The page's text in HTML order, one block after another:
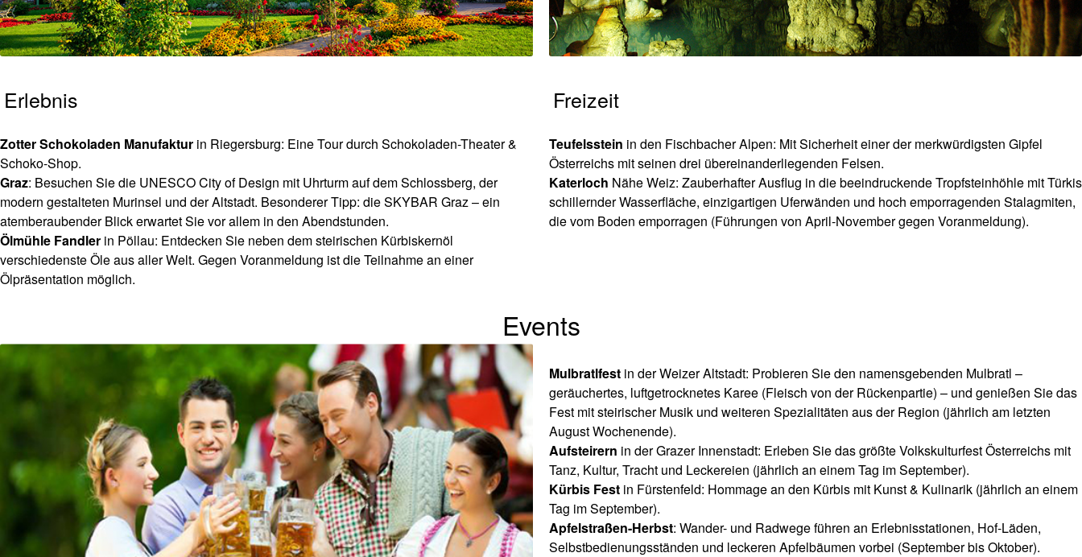
Erlebnis
Zotter Schokoladen Manufaktur in Riegersburg: Eine Tour durch Schokoladen-Theater &
Schoko-Shop.
Graz: Besuchen Sie die UNESCO City of Design mit Uhrturm auf dem Schlossberg, der
modern gestalteten Murinsel und der Altstadt. Besonderer Tipp: die SKYBAR Graz – ein
atemberaubender Blick erwartet Sie vor allem in den Abendstunden.
Ölmühle Fandler in Pöllau: Entdecken Sie neben dem steirischen Kürbiskernöl
verschiedenste Öle aus aller Welt. Gegen Voranmeldung ist die Teilnahme an einer
Ölpräsentation möglich.
Freizeit
Teufelsstein in den Fischbacher Alpen: Mit Sicherheit einer der merkwürdigsten Gipfel
Österreichs mit seinen drei übereinanderliegenden Felsen.
Katerloch Nähe Weiz: Zauberhafter Ausflug in die beeindruckende Tropfsteinhöhle mit Türkis
schillernder Wasserfläche, einzigartigen Uferwänden und hoch emporragenden Stalagmiten,
die vom Boden emporragen (Führungen von April-November gegen Voranmeldung).
Events
Mulbratlfest in der Weizer Altstadt: Probieren Sie den namensgebenden Mulbratl –
geräuchertes, luftgetrocknetes Karee (Fleisch von der Rückenpartie) – und genießen Sie das
Fest mit steirischer Musik und weiteren Spezialitäten aus der Region (jährlich am letzten
August Wochenende).
Aufsteirern in der Grazer Innenstadt: Erleben Sie das größte Volkskulturfest Österreichs mit
Tanz, Kultur, Tracht und Leckereien (jährlich an einem Tag im September).
Kürbis Fest in Fürstenfeld: Hommage an den Kürbis mit Kunst & Kulinarik (jährlich an einem
Tag im September).
Apfelstraßen-Herbst: Wander- und Radwege führen an Erlebnisstationen, Hof-Läden,
Selbstbedienungsständen und leckeren Apfelbäumen vorbei (September bis Oktober).